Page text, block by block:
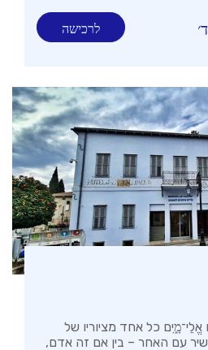
לרכישה
כל אחד מציוריו של
עם האחר – בין אם זה אדם,